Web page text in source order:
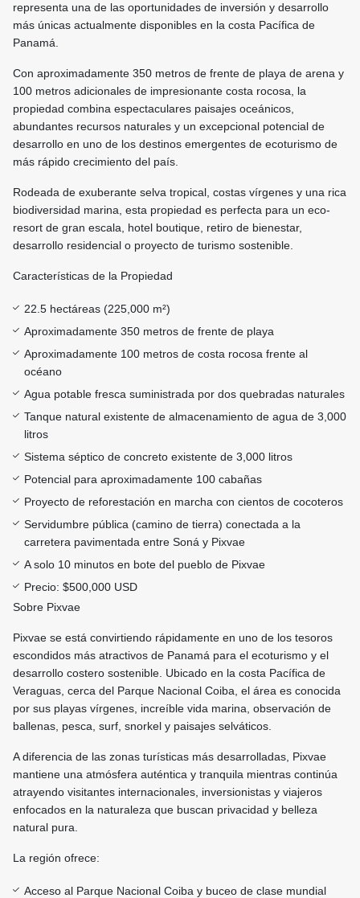
representa una de las oportunidades de inversión y desarrollo
más únicas actualmente disponibles en la costa Pacífica de
Panamá.
Con aproximadamente 350 metros de frente de playa de arena y
100 metros adicionales de impresionante costa rocosa, la
propiedad combina espectaculares paisajes oceánicos,
abundantes recursos naturales y un excepcional potencial de
desarrollo en uno de los destinos emergentes de ecoturismo de
más rápido crecimiento del país.
Rodeada de exuberante selva tropical, costas vírgenes y una rica
biodiversidad marina, esta propiedad es perfecta para un eco-
resort de gran escala, hotel boutique, retiro de bienestar,
desarrollo residencial o proyecto de turismo sostenible.
Características de la Propiedad
22.5 hectáreas (225,000 m²)
Aproximadamente 350 metros de frente de playa
Aproximadamente 100 metros de costa rocosa frente al
océano
Agua potable fresca suministrada por dos quebradas naturales
Tanque natural existente de almacenamiento de agua de 3,000
litros
Sistema séptico de concreto existente de 3,000 litros
Potencial para aproximadamente 100 cabañas
Proyecto de reforestación en marcha con cientos de cocoteros
Servidumbre pública (camino de tierra) conectada a la
carretera pavimentada entre Soná y Pixvae
A solo 10 minutos en bote del pueblo de Pixvae
Precio: $500,000 USD
Sobre Pixvae
Pixvae se está convirtiendo rápidamente en uno de los tesoros
escondidos más atractivos de Panamá para el ecoturismo y el
desarrollo costero sostenible. Ubicado en la costa Pacífica de
Veraguas, cerca del Parque Nacional Coiba, el área es conocida
por sus playas vírgenes, increíble vida marina, observación de
ballenas, pesca, surf, snorkel y paisajes selváticos.
A diferencia de las zonas turísticas más desarrolladas, Pixvae
mantiene una atmósfera auténtica y tranquila mientras continúa
atrayendo visitantes internacionales, inversionistas y viajeros
enfocados en la naturaleza que buscan privacidad y belleza
natural pura.
La región ofrece:
Acceso al Parque Nacional Coiba y buceo de clase mundial